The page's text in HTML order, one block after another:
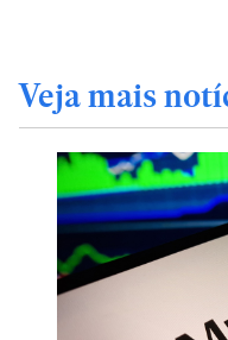
Veja mais